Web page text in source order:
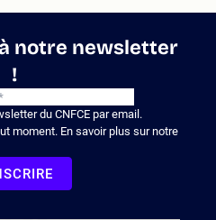
notre newsletter
!
du CNFCE par email.
moment. En savoir plus sur notre